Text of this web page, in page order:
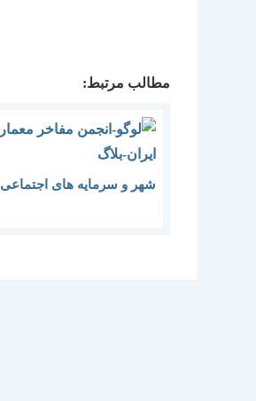
مطالب مرتبط:
شهر و سرمایه های اجتماعی